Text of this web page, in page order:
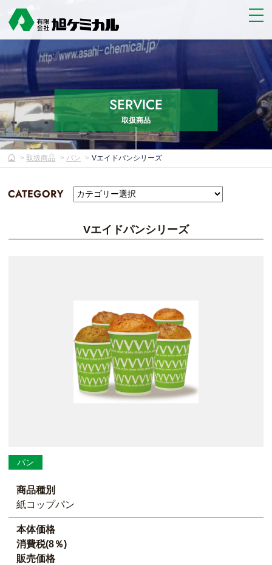
SERVICE
取扱商品
取扱商品 パン Vエイドパンシリーズ
CATEGORY
Vエイドパンシリーズ
パン
商品種別
紙コップパン
本体価格
消費税(8％)
販売価格